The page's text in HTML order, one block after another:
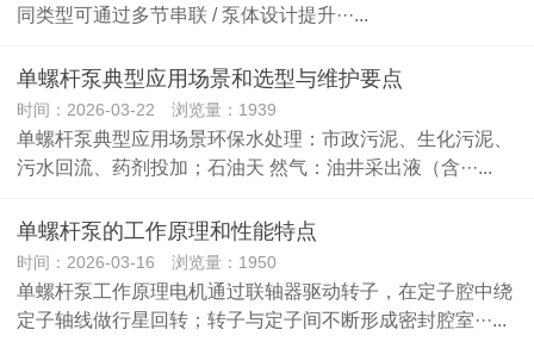
同类型可通过多节串联 / 泵体设计提升···...
单螺杆泵典型应用场景和选型与维护要点
时间：2026-03-22 浏览量：1939
单螺杆泵典型应用场景环保水处理：市政污泥、生化污泥、
污水回流、药剂投加；石油天 然气：油井采出液（含···...
单螺杆泵的工作原理和性能特点
时间：2026-03-16 浏览量：1950
单螺杆泵工作原理电机通过联轴器驱动转子，在定子腔中绕
定子轴线做行星回转；转子与定子间不断形成密封腔室···...